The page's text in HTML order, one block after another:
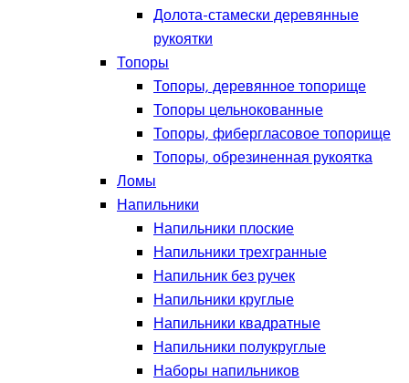
Долота-стамески деревянные
рукоятки
Топоры
Топоры, деревянное топорище
Топоры цельнокованные
Топоры, фибергласовое топорище
Топоры, обрезиненная рукоятка
Ломы
Напильники
Напильники плоские
Напильники трехгранные
Напильник без ручек
Напильники круглые
Напильники квадратные
Напильники полукруглые
Наборы напильников